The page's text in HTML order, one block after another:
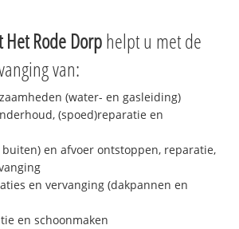
Het Rode Dorphelpt u met de
van:
(water- en gasleiding)
(spoed)reparatie en
en afvoer ontstoppen, reparatie,
en vervanging (dakpannen en
en schoonmaken